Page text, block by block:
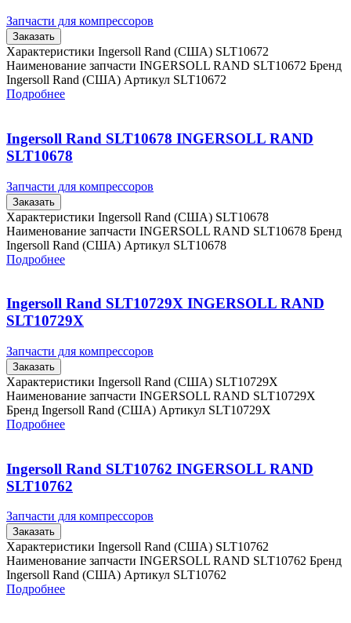
Запчасти для компрессоров
Заказать
Характеристики Ingersoll Rand (США) SLT10672
Наименование запчасти INGERSOLL RAND SLT10672 Бренд
Ingersoll Rand (США) Артикул SLT10672
Подробнее
Ingersoll Rand SLT10678 INGERSOLL RAND
SLT10678
Запчасти для компрессоров
Заказать
Характеристики Ingersoll Rand (США) SLT10678
Наименование запчасти INGERSOLL RAND SLT10678 Бренд
Ingersoll Rand (США) Артикул SLT10678
Подробнее
Ingersoll Rand SLT10729X INGERSOLL RAND
SLT10729X
Запчасти для компрессоров
Заказать
Характеристики Ingersoll Rand (США) SLT10729X
Наименование запчасти INGERSOLL RAND SLT10729X
Бренд Ingersoll Rand (США) Артикул SLT10729X
Подробнее
Ingersoll Rand SLT10762 INGERSOLL RAND
SLT10762
Запчасти для компрессоров
Заказать
Характеристики Ingersoll Rand (США) SLT10762
Наименование запчасти INGERSOLL RAND SLT10762 Бренд
Ingersoll Rand (США) Артикул SLT10762
Подробнее